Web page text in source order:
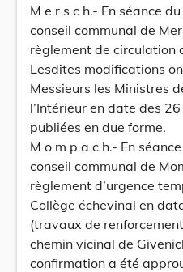
M e r s c h.- En séance
conseil communal de
règlement de circulation
Lesdites modifications
Messieurs les Ministres
l’Intérieur en date des
publiées en due forme.
M o m p a c h.- En
conseil communal de
règlement d’urgence
Collège échevinal en
(travaux de
chemin vicinal de
confirmation a été